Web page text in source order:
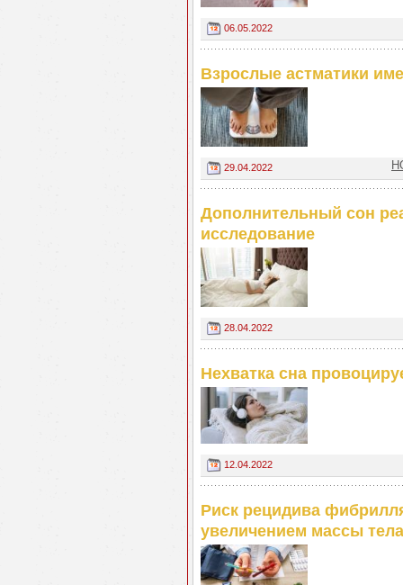
06.05.2022
Взрослые астматики
29.04.2022
Дополнительный сон
исследование
28.04.2022
Нехватка сна
12.04.2022
Риск рецидива
увеличением массы тела